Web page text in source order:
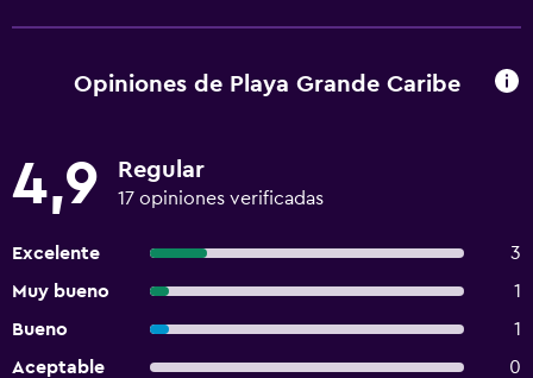
Opiniones de Playa Grande Caribe
4,9 Regular
17 opiniones verificadas
Excelente
3
Muy bueno
1
Bueno
1
Aceptable
0